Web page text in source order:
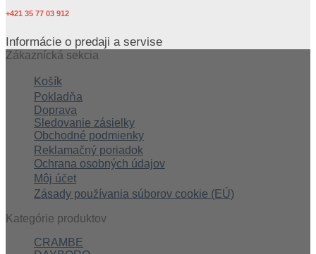
+421 35 77 03 912
Informácie o predaji a servise
Zákaznícká sekcia
Košík
Pokladňa
Doprava
Sledovanie zásielky
Obchodné podmienky
Reklamačný poriadok
Ochrana osobných údajov
Môj účet
Zásady používania súborov cookie (EÚ)
Kategórie produktov
CRAMBE